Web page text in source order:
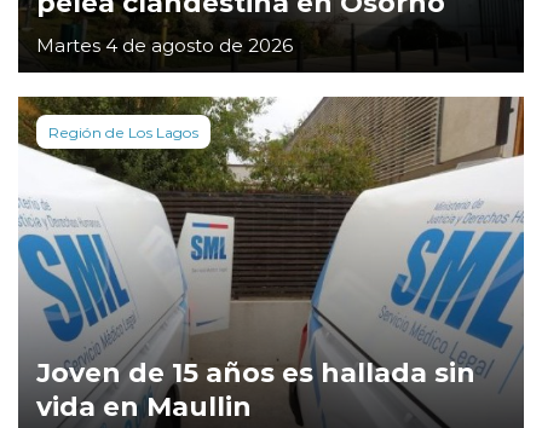
Martes 4 de agosto de 2026
Región de Los Lagos
Joven de 15 años es hallada sin
vida en Maullin